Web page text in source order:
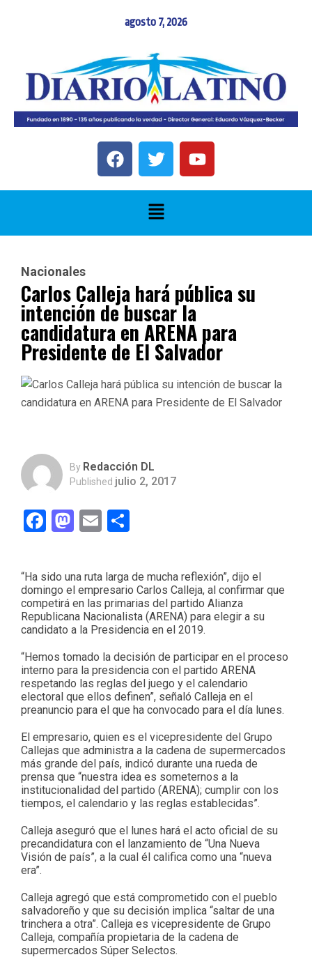
agosto 7, 2026
Nacionales
Carlos Calleja hará pública su
intención de buscar la
candidatura en ARENA para
Presidente de El Salvador
By Redacción DL
Published julio 2, 2017
Facebook
Mastodon
Email
“Ha sido una ruta larga de mucha reflexión”, dijo el
domingo el empresario Carlos Calleja, al confirmar que
competirá en las primarias del partido Alianza
Republicana Nacionalista (ARENA) para elegir a su
candidato a la Presidencia en el 2019.
“Hemos tomado la decisión de participar en el proceso
interno para la presidencia con el partido ARENA
respetando las reglas del juego y el calendario
electoral que ellos definen”, señaló Calleja en el
preanuncio para el que ha convocado para el día lunes.
El empresario, quien es el vicepresidente del Grupo
Callejas que administra a la cadena de supermercados
más grande del país, indicó durante una rueda de
prensa que “nuestra idea es someternos a la
institucionalidad del partido (ARENA); cumplir con los
tiempos, el calendario y las reglas establecidas”.
Calleja aseguró que el lunes hará el acto oficial de su
precandidatura con el lanzamiento de “Una Nueva
Visión de país”, a la cual él califica como una “nueva
era”.
Calleja agregó que está comprometido con el pueblo
salvadoreño y que su decisión implica “saltar de una
trinchera a otra”. Calleja es vicepresidente de Grupo
Calleja, compañía propietaria de la cadena de
supermercados Súper Selectos.